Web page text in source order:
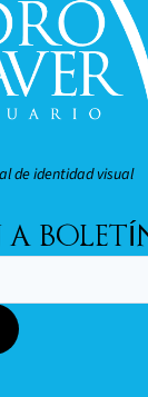
de identidad visual
A